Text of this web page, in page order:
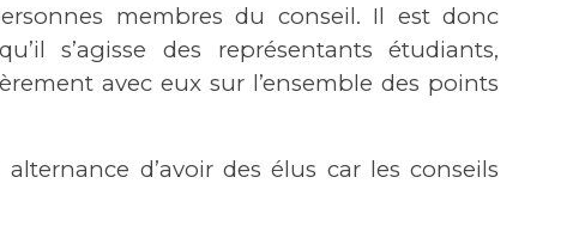
membres du conseil. Il est donc
s’agisse des représentants étudiants,
avec eux sur l’ensemble des points
d’avoir des élus car les conseils